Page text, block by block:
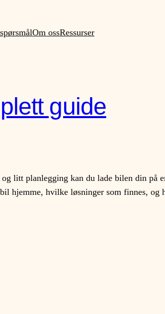
Om ossRessurser
guide
litt planlegging kan du lade bilen din på
hjemme, hvilke løsninger som finnes, og